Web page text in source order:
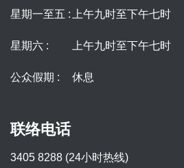
星期一至五 : 上午九时至下午七时
星期六 : 上午九时至下午七时
公众假期 : 休息
联络电话
3405 8288 (24小时热线)